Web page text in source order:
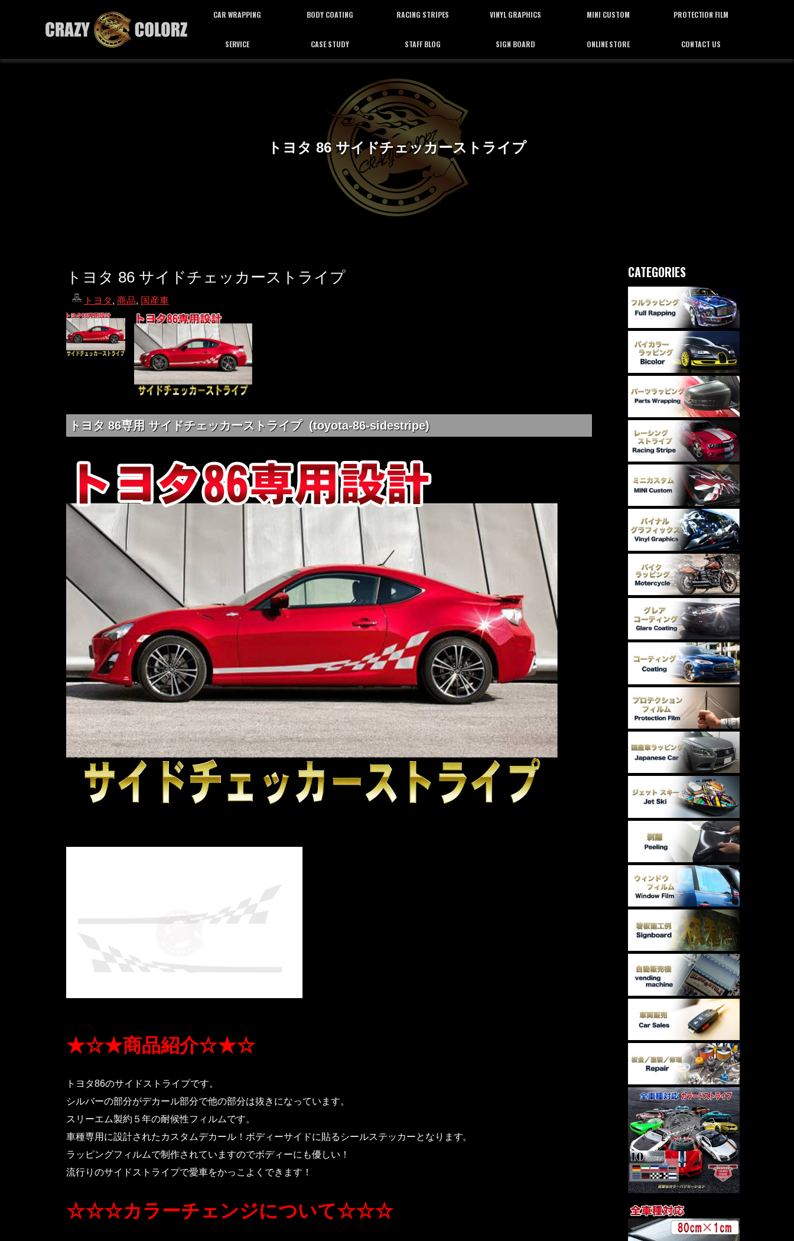
CAR WRAPPING
カーラッピング
BODY COATING
ボディーコーティング
RACING STRIPES
レーシングストライプ
VINYL GRAPHICS
バイナルグラフィックス
MINI CUSTOM
ミニカスタム
PROTECTION FILM
プロテクション フィルム
SERVICE CASE STUDY STAFF BLOG SIGN BOARD ONLINE STORE CONTACT US
トヨタ 86 サイドチェッカーストライプ
トヨタ 86 サイドチェッカーストライプ
トヨタ, 商品, 国産車
トヨタ 86専用 サイドチェッカーストライプ (toyota-86-sidestripe)
★☆★商品紹介☆★☆
トヨタ86のサイドストライプです。
シルバーの部分がデカール部分で他の部分は抜きになっています。
スリーエム製約５年の耐候性フィルムです。
車種専用に設計されたカスタムデカール！ボディーサイドに貼るシールステッカーとなります。
ラッピングフィルムで制作されていますのでボディーにも優しい！
流行りのサイドストライプで愛車をかっこよくできます！
☆☆☆カラーチェンジについて☆☆☆
CATEGORIES